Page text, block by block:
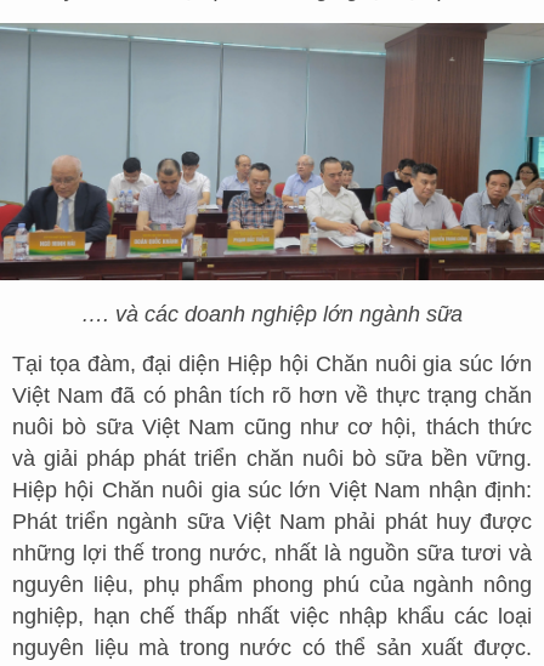
…. và các doanh nghiệp lớn ngành sữa
Tại tọa đàm, đại diện Hiệp hội Chăn nuôi gia súc lớn
Việt Nam đã có phân tích rõ hơn về thực trạng chăn
nuôi bò sữa Việt Nam cũng như cơ hội, thách thức
và giải pháp phát triển chăn nuôi bò sữa bền vững.
Hiệp hội Chăn nuôi gia súc lớn Việt Nam nhận định:
Phát triển ngành sữa Việt Nam phải phát huy được
những lợi thế trong nước, nhất là nguồn sữa tươi và
nguyên liệu, phụ phẩm phong phú của ngành nông
nghiệp, hạn chế thấp nhất việc nhập khẩu các loại
nguyên liệu mà trong nước có thể sản xuất được.